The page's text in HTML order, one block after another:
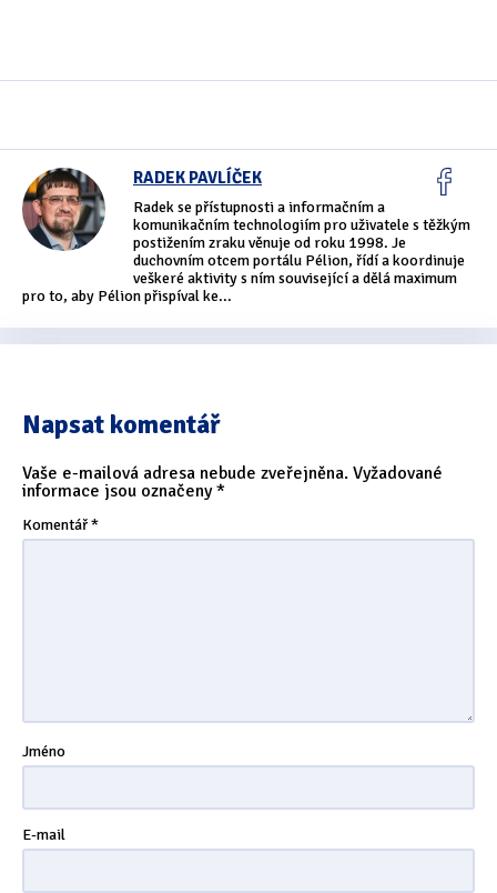
Pracuji sluchem a hmatem(566)
Pracuji zrakem(456)
Pracuji zrakem a sluchem(515)
Služby(115)
Asistivní software(428)
Běžný software(284)
Tipy & triky
RADEK PAVLÍČEK
Radek se přístupnosti a informačním a
komunikačním technologiím pro uživatele s těžkým
postižením zraku věnuje od roku 1998. Je
duchovním otcem portálu Pélion, řídí a koordinuje
veškeré aktivity s ním související a dělá maximum
pro to, aby Pélion přispíval ke...
Napsat komentář
Vaše e-mailová adresa nebude zveřejněna. Vyžadované
informace jsou označeny*
Komentář*
Jméno
E-mail